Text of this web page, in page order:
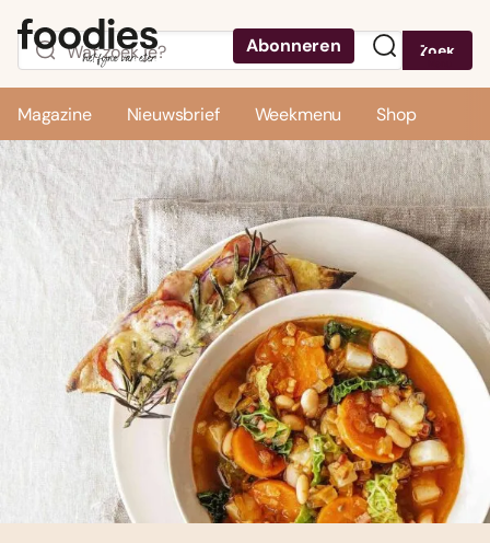
Abonneren Zoek
Magazine Nieuwsbrief Weekmenu Shop